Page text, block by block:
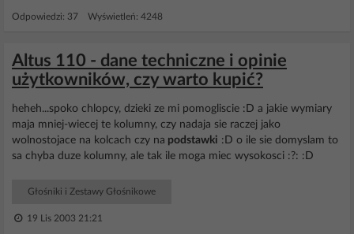
Odpowiedzi: 37 Wyświetleń: 4248
Altus 110 - dane techniczne i opinie
użytkowników, czy warto kupić?
heheh...spoko chlopcy, dzieki ze mi pomogliscie :D a jakie wymiary
maja mniej-wiecej te kolumny, czy nadaja sie raczej jako
wolnostojace na kolcach czy na podstawki :D o ile sie domyslam to
sa chyba duze kolumny, ale tak ile moga miec wysokosci :?: :D
Głośniki i Zestawy Głośnikowe
19 Lis 2003 21:21